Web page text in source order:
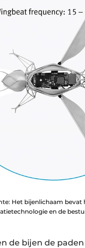
Het bijenlichaam
en de
de bijen de